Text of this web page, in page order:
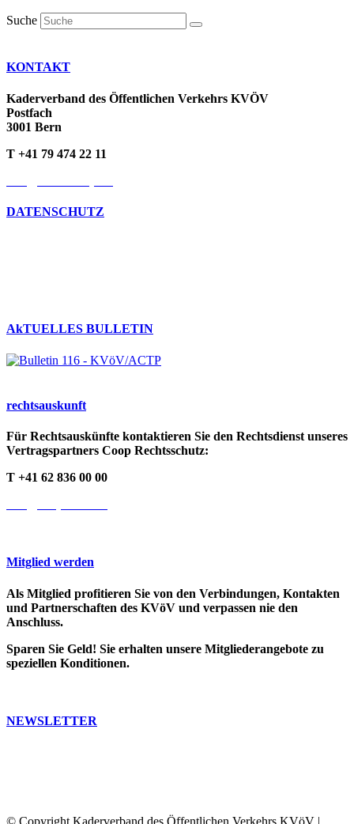
Suche
KONTAKT
Kaderverband des Öffentlichen Verkehrs KVÖV
Postfach
3001 Bern
T +41 79 474 22 11
DATENSCHUTZ
AkTUELLES BULLETIN
rechts­auskunft
Für Rechtsauskünfte kontaktieren Sie den Rechtsdienst unseres
Vertragspartners Coop Rechtsschutz:
T +41 62 836 00 00
Mitglied werden
Als Mitglied profitieren Sie von den Verbindungen, Kontakten
und Partnerschaften des KVöV und verpassen nie den
Anschluss.
Sparen Sie Geld! Sie erhalten unsere Mitgliederangebote zu
speziellen Konditionen.
NEWSLETTER